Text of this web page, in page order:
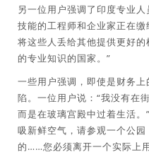
另一位用户强调了印度专业
技能的工程师和企业家正在
将这些人丢给其他提供更好
的专业知识的国家。”
一些用户强调，即使是财务
陷。一位用户说：“我没有在
而是在玻璃宫殿中过着生活
吸新鲜空气，请参观一个公
的……您必须离开一个实际上